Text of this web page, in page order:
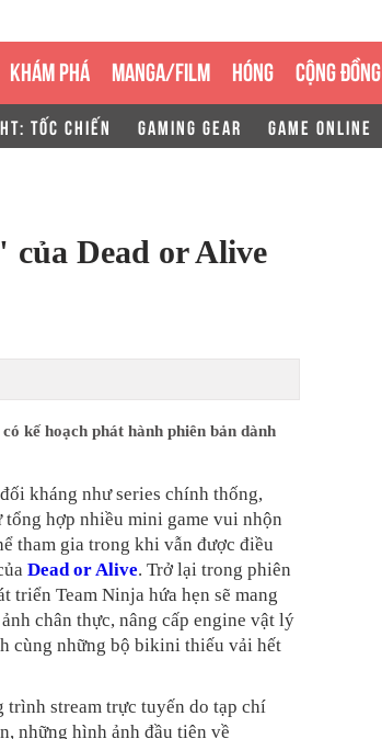
KHÁM PHÁ MANGA/FILM HÓNG CỘNG ĐỒNG
TỐC CHIẾN GAMING GEAR GAME ONLINE
Dead or Alive
kế hoạch phát hành phiên bản dành
kháng như series chính thống,
hợp nhiều mini game vui nhộn
tham gia trong khi vẫn được điều
Dead or Alive. Trở lại trong phiên
triển Team Ninja hứa hẹn sẽ mang
chân thực, nâng cấp engine vật lý
cùng những bộ bikini thiếu vải hết
trình stream trực tuyến do tạp chí
những hình ảnh đầu tiên về